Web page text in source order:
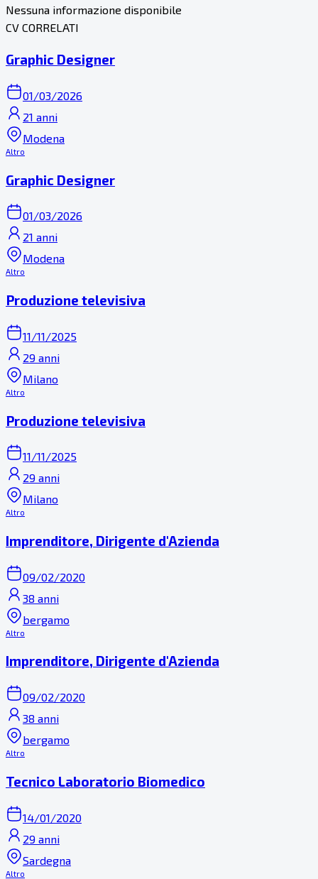
Nessuna informazione disponibile
CV CORRELATI
Graphic Designer
01/03/2026
21 anni
Modena
Altro
Graphic Designer
01/03/2026
21 anni
Modena
Altro
Produzione televisiva
11/11/2025
29 anni
Milano
Altro
Produzione televisiva
11/11/2025
29 anni
Milano
Altro
Imprenditore, Dirigente d'Azienda
09/02/2020
38 anni
bergamo
Altro
Imprenditore, Dirigente d'Azienda
09/02/2020
38 anni
bergamo
Altro
Tecnico Laboratorio Biomedico
14/01/2020
29 anni
Sardegna
Altro